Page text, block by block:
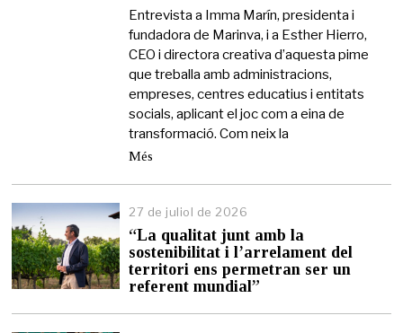
Entrevista a Imma Marín, presidenta i
fundadora de Marinva, i a Esther Hierro,
CEO i directora creativa d’aquesta pime
que treballa amb administracions,
empreses, centres educatius i entitats
socials, aplicant el joc com a eina de
transformació. Com neix la
Més
27 de juliol de 2026
7
d
e
j
u
“La qualitat junt amb la
sostenibilitat i l’arrelament del
territori ens permetran ser un
referent mundial”